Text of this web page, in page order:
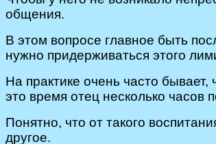
общения.
В этом вопросе главное быть
нужно придерживаться этого
На практике очень часто
это время отец несколько часов
Понятно, что от такого
другое.